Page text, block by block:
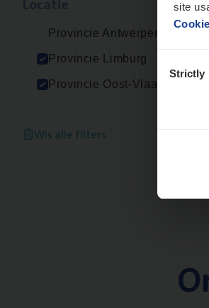
site
Selection
Strictly
Provincie Antwerpen
Provincie Limburg
Provincie Oost-Vlaanderen
Wis alle filters